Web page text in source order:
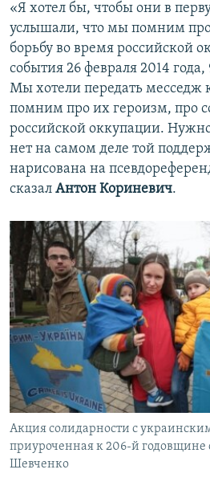
«Я хотел бы, чтобы они в
услышали, что мы помним про
борьбу во время российской
события 26 февраля 2014 года,
Мы хотели передать
помним про их героизм, про
российской оккупации.
нет на самом деле той
нарисована на
сказал Антон Кориневич.
Акция солидарности с
приуроченная к 206-й годовщине
Шевченко